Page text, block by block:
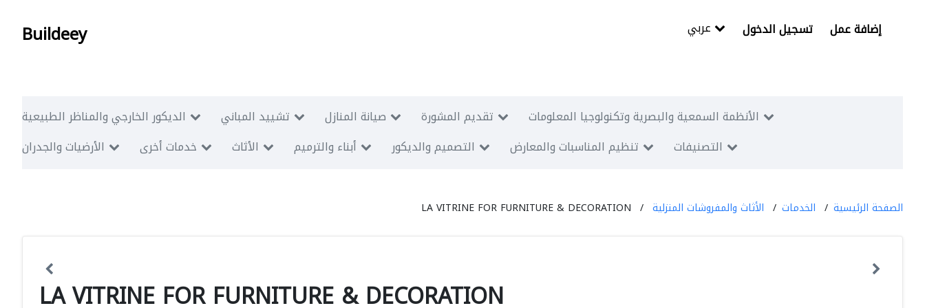
Buildeey تسجيل الدخول إضافة عمل
الديكور الخارجي والمناظر الطبيعية تشييد المباني صيانة المنازل تقديم المشورة
الأنظمة السمعية والبصرية وتكنولوجيا المعلومات
الأرضيات والجدران
خدمات أخرى الأثاث أبناء والترميم التصميم والديكور تنظيم المناسبات والمعارض التصنيفات
الصفحة الرئيسية الخدمات الأثاث والمفروشات المنزلية LA VITRINE FOR FURNITURE & DECORATION
LA VITRINE FOR FURNITURE & DECORATION